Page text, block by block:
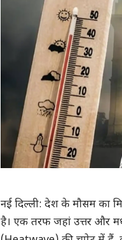
नई दिल्ली: देश के मौसम का
है। एक तरफ जहां उत्तर और